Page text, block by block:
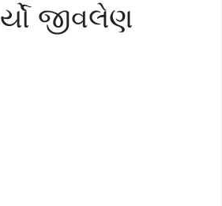
જીવલેણ